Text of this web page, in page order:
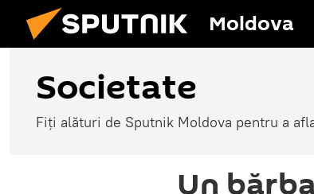
Moldova
Societate
Fiți alături de Sputnik Moldova pentru a
Un